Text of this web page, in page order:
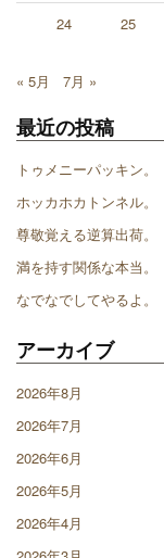
24 25
« 5月 7月 »
最近の投稿
トゥメニーパッキン。
ホッカホカトンネル。
尊敬覚える逆算出荷。
満を持す関係な本当。
なでなでしてやるよ。
アーカイブ
2026年8月
2026年7月
2026年6月
2026年5月
2026年4月